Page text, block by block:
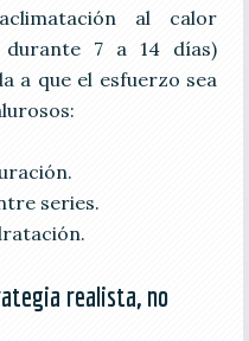
al calor
durante 7 a 14 días)
a que el esfuerzo sea
series.
realista, no